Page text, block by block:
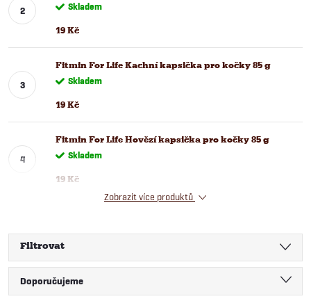
Skladem
19 Kč
Fitmin For Life Kachní kapsička pro kočky 85 g
Skladem
19 Kč
Fitmin For Life Hovězí kapsička pro kočky 85 g
Skladem
19 Kč
Zobrazit více produktů
Filtrovat
Ř
Doporučujeme